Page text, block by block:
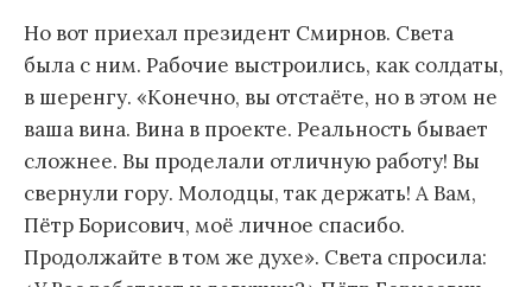
Но вот приехал президент Смирнов. Света
была с ним. Рабочие выстроились, как солдаты,
в шеренгу. «Конечно, вы отстаёте, но в этом не
ваша вина. Вина в проекте. Реальность бывает
сложнее. Вы проделали отличную работу! Вы
свернули гору. Молодцы, так держать! А Вам,
Пётр Борисович, моё личное спасибо.
Продолжайте в том же духе». Света спросила: